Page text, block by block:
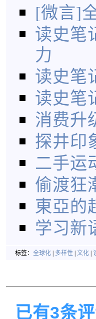
[微言]
读史笔
力
读史笔
读史笔
消费升
探井印
二手运
偷渡狂
東亞的
学习新
标签： 全球化 多样性 文化
已有3条